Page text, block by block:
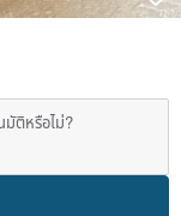
มัติหรือไม่?